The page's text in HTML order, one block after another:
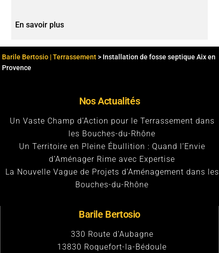
En savoir plus
Barile Bertosio | Terrassement> Installation de fosse septique Aix en
Provence
Nos Actualités
Un Vaste Champ d’Action pour le Terrassement dans
les Bouches-du-Rhône
Un Territoire en Pleine Ébullition : Quand l’Envie
d’Aménager Rime avec Expertise
La Nouvelle Vague de Projets d’Aménagement dans les
Bouches-du-Rhône
Barile Bertosio
330 Route d'Aubagne
13830 Roquefort-la-Bédoule